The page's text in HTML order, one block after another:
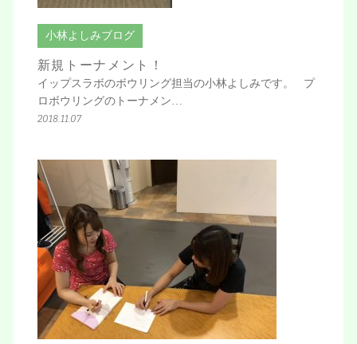
小林よしみブログ
新規トーナメント！
イップスラボのボウリング担当の小林よしみです。 プ
ロボウリングのトーナメン…
2018.11.07